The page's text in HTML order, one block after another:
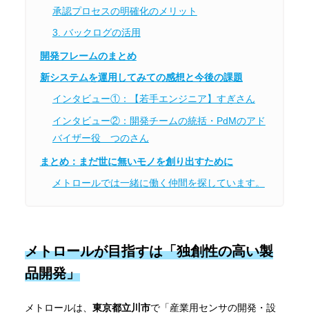
承認プロセスの明確化のメリット
3. バックログの活用
開発フレームのまとめ
新システムを運用してみての感想と今後の課題
インタビュー①：【若手エンジニア】すぎさん
インタビュー②：開発チームの統括・PdMのアド
バイザー役 つのさん
まとめ：まだ世に無いモノを創り出すために
メトロールでは一緒に働く仲間を探しています。
メトロールが目指すは「独創性の高い製
品開発」
メトロールは、 東京都立川市で「産業用センサの開発・設